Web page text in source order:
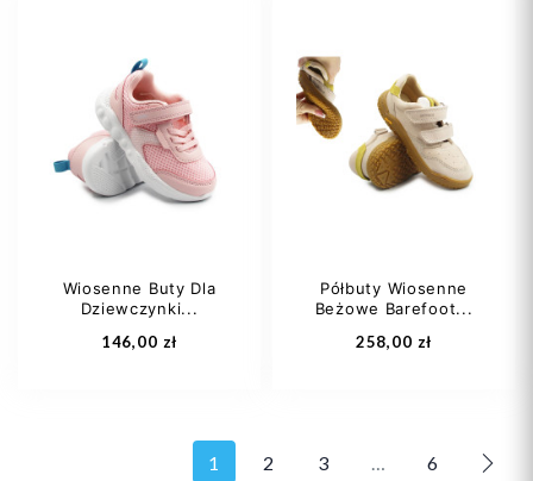
26
29
Dodaj do koszyka
28 29
37 +2
Dodaj do koszyka
Wiosenne Buty Dla
Dziewczynki...
146,00 zł
Półbuty Wiosenne
Beżowe Barefoot...
258,00 zł
1 2 3 … 6